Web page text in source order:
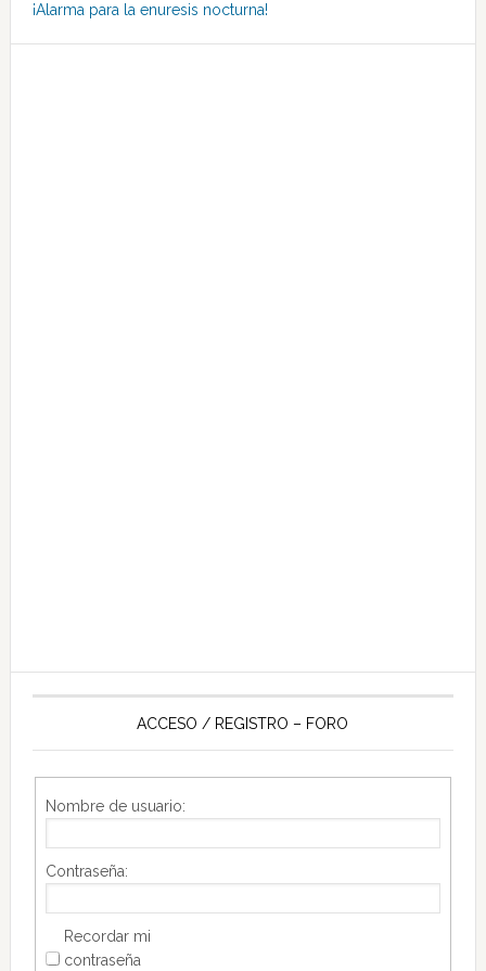
¡Alarma para la enuresis nocturna!
ACCESO / REGISTRO – FORO
Nombre de usuario:
Contraseña:
Recordar mi
contraseña